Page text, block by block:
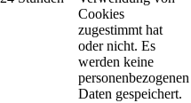
Cookies
zugestimmt hat
oder nicht. Es
werden keine
personenbezogenen
Daten gespeichert.